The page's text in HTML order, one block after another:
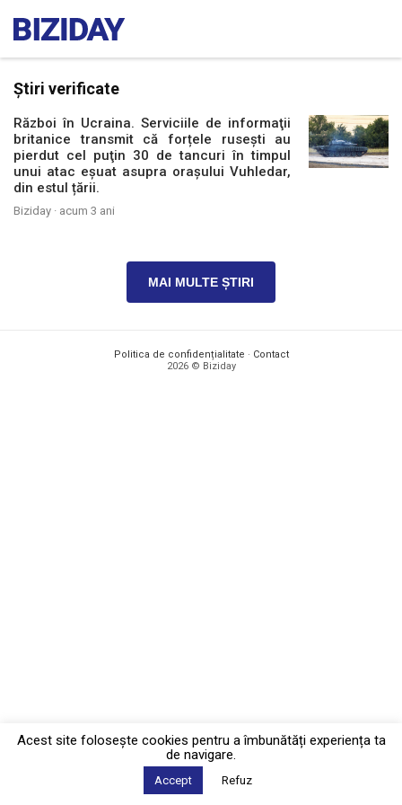
Știri verificate
Război în Ucraina. Serviciile de informaţii
britanice transmit că forțele rusești au
pierdut cel puţin 30 de tancuri în timpul
unui atac eșuat asupra orașului Vuhledar,
din estul țării.
Biziday · acum 3 ani
MAI MULTE ȘTIRI
Politica de confidențialitate · Contact
2026 © Biziday
Acest site foloseşte cookies pentru a îmbunătăți experiența ta
de navigare.
Accept Refuz